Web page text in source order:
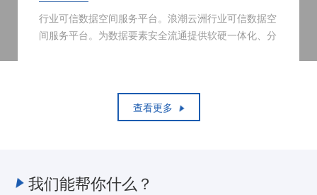
行业可信数据空间服务平台。浪潮云洲行业可信数据空
间服务平台。为数据要素安全流通提供软硬一体化、分
查看更多
我们能帮你什么？